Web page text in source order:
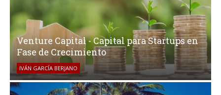
Venture Capital - Capital para Startups en
Fase de Crecimiento
IVÁN GARCÍA BERJANO